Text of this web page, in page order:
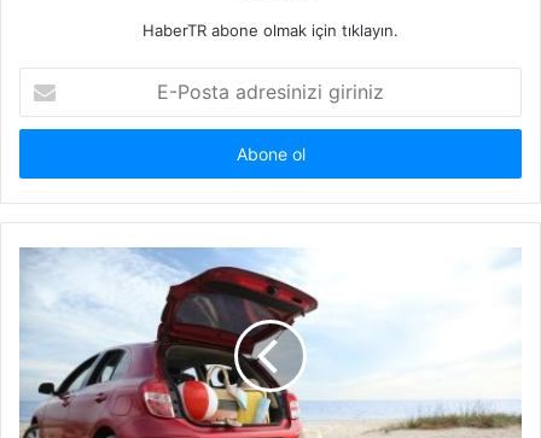
HaberTR abone olmak için tıklayın.
Posta
adresinizi